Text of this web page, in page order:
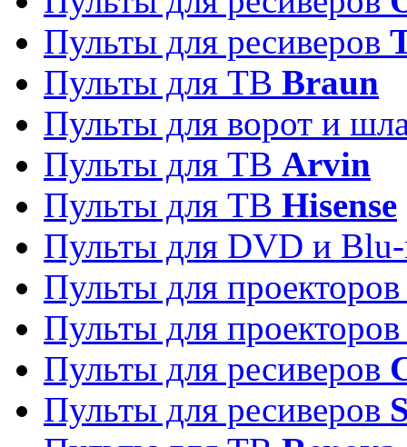
Пульты для ресиверов
Пульты для ТВ Braun
Пульты для ворот и
Пульты для ТВ Arvin
Пульты для ТВ Hisense
Пульты для DVD и
Пульты для
Пульты для
Пульты для ресиверов
Пульты для ресиверов